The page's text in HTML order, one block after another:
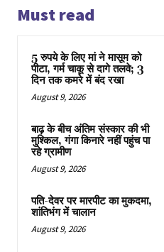
Must read
5 रुपये के लिए मां ने मासूम को
पीटा, गर्म चाकू से दागे तलवे; 3
दिन तक कमरे में बंद रखा
August 9, 2026
बाढ़ के बीच अंतिम संस्कार की भी
मुश्किल, गंगा किनारे नहीं पहुंच पा
रहे ग्रामीण
August 9, 2026
पति-देवर पर मारपीट का मुकदमा,
शांतिभंग में चालान
August 9, 2026